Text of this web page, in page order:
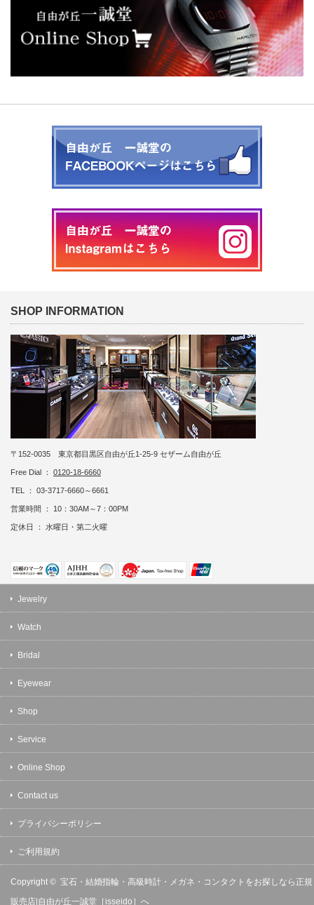
SHOP INFORMATION
〒152-0035 東京都目黒区自由が丘1-25-9 セザーム自由が丘
Free Dial ： 0120-18-6660
TEL ： 03-3717-6660～6661
営業時間 ： 10：30AM～7：00PM
定休日 ： 水曜日・第二火曜
Jewelry
Watch
Bridal
Eyewear
Shop
Service
Online Shop
Contact us
プライバシーポリシー
ご利用規約
Copyright © 宝石・結婚指輪・高級時計・メガネ・コンタクトをお探しなら正規
販売店|自由が丘一誠堂［isseido］へ